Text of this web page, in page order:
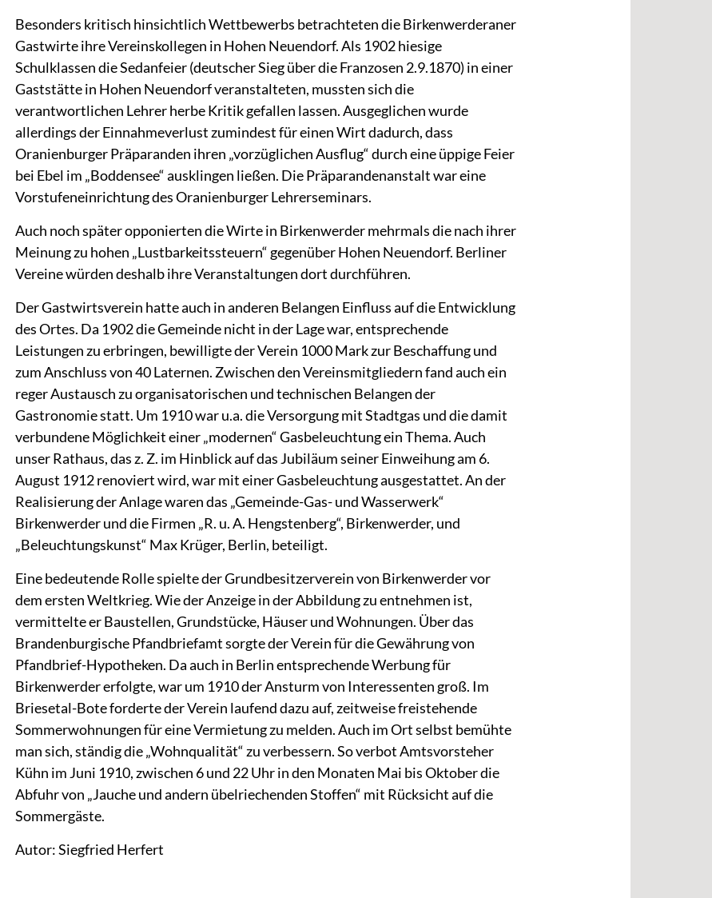
Besonders kritisch hinsichtlich Wettbewerbs betrachteten die Birkenwerderaner
Gastwirte ihre Vereinskollegen in Hohen Neuendorf. Als 1902 hiesige
Schulklassen die Sedanfeier (deutscher Sieg über die Franzosen 2.9.1870) in einer
Gaststätte in Hohen Neuendorf veranstalteten, mussten sich die
verantwortlichen Lehrer herbe Kritik gefallen lassen. Ausgeglichen wurde
allerdings der Einnahmeverlust zumindest für einen Wirt dadurch, dass
Oranienburger Präparanden ihren „vorzüglichen Ausflug“ durch eine üppige Feier
bei Ebel im „Boddensee“ ausklingen ließen. Die Präparandenanstalt war eine
Vorstufeneinrichtung des Oranienburger Lehrerseminars.
Auch noch später opponierten die Wirte in Birkenwerder mehrmals die nach ihrer
Meinung zu hohen „Lustbarkeitssteuern“ gegenüber Hohen Neuendorf. Berliner
Vereine würden deshalb ihre Veranstaltungen dort durchführen.
Der Gastwirtsverein hatte auch in anderen Belangen Einfluss auf die Entwicklung
des Ortes. Da 1902 die Gemeinde nicht in der Lage war, entsprechende
Leistungen zu erbringen, bewilligte der Verein 1000 Mark zur Beschaffung und
zum Anschluss von 40 Laternen. Zwischen den Vereinsmitgliedern fand auch ein
reger Austausch zu organisatorischen und technischen Belangen der
Gastronomie statt. Um 1910 war u.a. die Versorgung mit Stadtgas und die damit
verbundene Möglichkeit einer „modernen“ Gasbeleuchtung ein Thema. Auch
unser Rathaus, das z. Z. im Hinblick auf das Jubiläum seiner Einweihung am 6.
August 1912 renoviert wird, war mit einer Gasbeleuchtung ausgestattet. An der
Realisierung der Anlage waren das „Gemeinde-Gas- und Wasserwerk“
Birkenwerder und die Firmen „R. u. A. Hengstenberg“, Birkenwerder, und
„Beleuchtungskunst“ Max Krüger, Berlin, beteiligt.
Eine bedeutende Rolle spielte der Grundbesitzerverein von Birkenwerder vor
dem ersten Weltkrieg. Wie der Anzeige in der Abbildung zu entnehmen ist,
vermittelte er Baustellen, Grundstücke, Häuser und Wohnungen. Über das
Brandenburgische Pfandbriefamt sorgte der Verein für die Gewährung von
Pfandbrief-Hypotheken. Da auch in Berlin entsprechende Werbung für
Birkenwerder erfolgte, war um 1910 der Ansturm von Interessenten groß. Im
Briesetal-Bote forderte der Verein laufend dazu auf, zeitweise freistehende
Sommerwohnungen für eine Vermietung zu melden. Auch im Ort selbst bemühte
man sich, ständig die „Wohnqualität“ zu verbessern. So verbot Amtsvorsteher
Kühn im Juni 1910, zwischen 6 und 22 Uhr in den Monaten Mai bis Oktober die
Abfuhr von „Jauche und andern übelriechenden Stoffen“ mit Rücksicht auf die
Sommergäste.
Autor: Siegfried Herfert